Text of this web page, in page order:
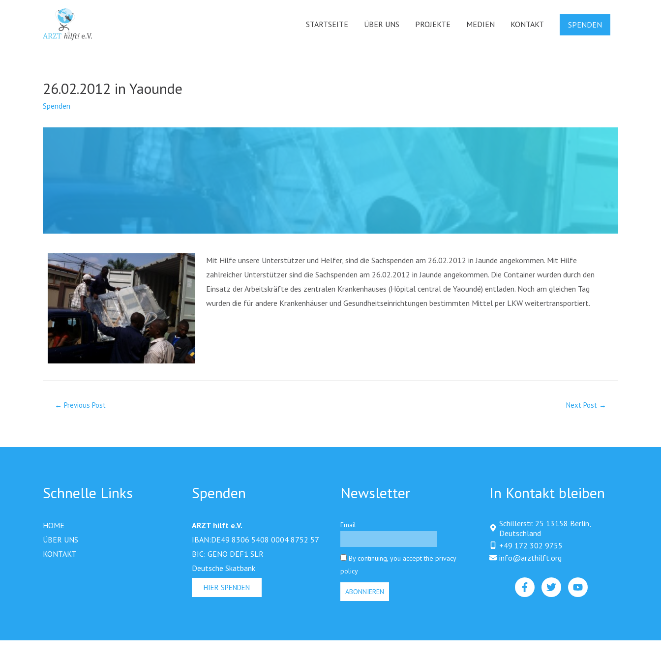
STARTSEITE ÜBER UNS PROJEKTE MEDIEN KONTAKT SPENDEN
26.02.2012 in Yaounde
Spenden
Mit Hilfe unsere Unterstützer und Helfer, sind die Sachspenden am 26.02.2012 in Jaunde angekommen. Mit Hilfe
zahlreicher Unterstützer sind die Sachspenden am 26.02.2012 in Jaunde angekommen. Die Container wurden durch den
Einsatz der Arbeitskräfte des zentralen Krankenhauses (Hôpital central de Yaoundé) entladen. Noch am gleichen Tag
wurden die für andere Krankenhäuser und Gesundheitseinrichtungen bestimmten Mittel per LKW weitertransportiert.
← Previous Post Next Post →
Schnelle Links
HOME
ÜBER UNS
KONTAKT
Spenden
ARZT hilft e.V.
IBAN:DE49 8306 5408 0004 8752 57
BIC: GENO DEF1 SLR
Deutsche Skatbank
HIER SPENDEN
Newsletter
Email
By continuing, you accept the privacy
policy
In Kontakt bleiben
Schillerstr. 25 13158 Berlin,
Deutschland
+49 172 302 9755
info@arzthilft.org​